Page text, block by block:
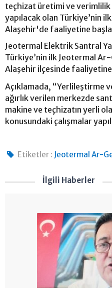
teçhizat üretimi ve verimlilik
yapılacak olan Türkiye’nin
Alaşehir'de faaliyetine
Jeotermal Elektrik Santral
Türkiye’nin ilk Jeotermal Ar-
Alaşehir ilçesinde faaliyetine
Açıklamada, “Yerlileştirme
ağırlık verilen merkezde
makine ve teçhizatın yerli
konusundaki çalışmalar
Etiketler : Jeotermal Ar-
İlgili Haberler